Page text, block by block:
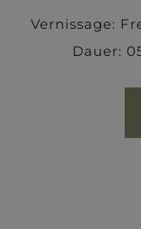
Vernissage:
Dauer: